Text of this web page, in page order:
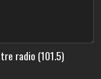
radio (101.5)